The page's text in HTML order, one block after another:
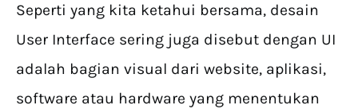
Seperti yang kita ketahui bersama, desain
User Interface sering juga disebut dengan UI
adalah bagian visual dari website, aplikasi,
software atau hardware yang menentukan